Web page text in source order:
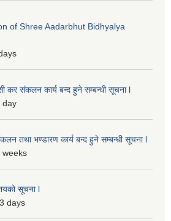
of Shree Aadarbhut Bidhyalya
कर संकलन कार्य बन्द हुने सम्बन्धी सूचना l
day
तथा भण्डारण कार्य बन्द हुने सम्बन्धी सूचना l
weeks
सूचना l
days